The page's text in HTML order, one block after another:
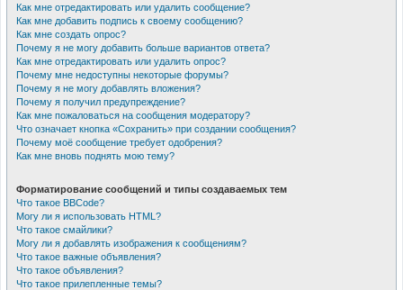
Как мне отредактировать или удалить сообщение?
Как мне добавить подпись к своему сообщению?
Как мне создать опрос?
Почему я не могу добавить больше вариантов ответа?
Как мне отредактировать или удалить опрос?
Почему мне недоступны некоторые форумы?
Почему я не могу добавлять вложения?
Почему я получил предупреждение?
Как мне пожаловаться на сообщения модератору?
Что означает кнопка «Сохранить» при создании сообщения?
Почему моё сообщение требует одобрения?
Как мне вновь поднять мою тему?
Форматирование сообщений и типы создаваемых тем
Что такое BBCode?
Могу ли я использовать HTML?
Что такое смайлики?
Могу ли я добавлять изображения к сообщениям?
Что такое важные объявления?
Что такое объявления?
Что такое прилепленные темы?